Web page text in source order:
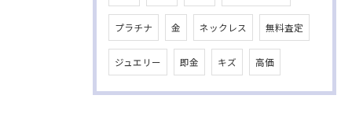
プラチナ 金 ネックレス 無料査定
ジュエリー 即金 キズ 高価